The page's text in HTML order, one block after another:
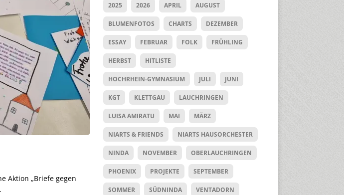
Aktion „Briefe gegen
2025 2026 APRIL AUGUST
BLUMENFOTOS CHARTS DEZEMBER
ESSAY FEBRUAR FOLK FRÜHLING
HERBST HITLISTE
HOCHRHEIN-GYMNASIUM JULI JUNI
KGT KLETTGAU LAUCHRINGEN
LUISA AMIRATU MAI MÄRZ
NIARTS & FRIENDS NIARTS HAUSORCHESTER
NINDA NOVEMBER OBERLAUCHRINGEN
PHOENIX PROJEKTE SEPTEMBER
SOMMER SÜDNINDA VENTADORN